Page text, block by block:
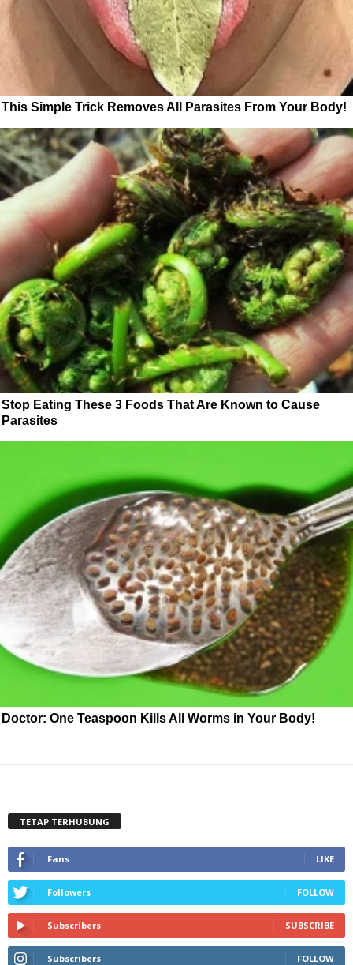
This Simple Trick Removes All Parasites From Your Body!
Stop Eating These 3 Foods That Are Known to Cause
Parasites
Doctor: One Teaspoon Kills All Worms in Your Body!
TETAP TERHUBUNG
Fans LIKE
Followers FOLLOW
Subscribers SUBSCRIBE
Subscribers FOLLOW